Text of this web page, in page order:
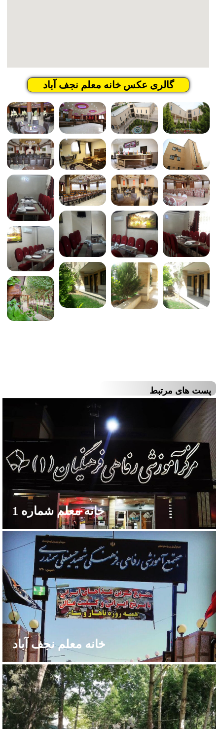
گالری عکس خانه معلم نجف آباد
پست های مرتبط
خانه معلم شماره 1
خانه معلم نجف آباد